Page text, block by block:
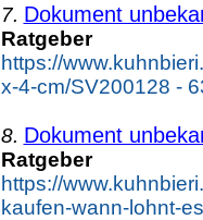
7. Dokument
Ratgeber
https://
x-4-cm/SV200128 -
8. Dokument
Ratgeber
https://
kaufen-wann-lohnt-